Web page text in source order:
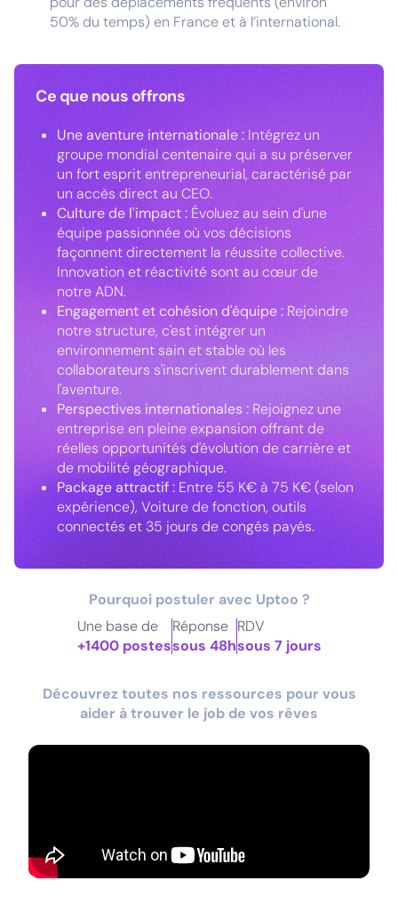
50% du temps) en France et à l’international.
Ce que nous offrons
Une aventure internationale : Intégrez un
groupe mondial centenaire qui a su préserver
un fort esprit entrepreneurial, caractérisé par
un accès direct au CEO.
Culture de l'impact : Évoluez au sein d'une
équipe passionnée où vos décisions
façonnent directement la réussite collective.
Innovation et réactivité sont au cœur de
notre ADN.
Engagement et cohésion d'équipe : Rejoindre
notre structure, c'est intégrer un
environnement sain et stable où les
collaborateurs s'inscrivent durablement dans
l'aventure.
Perspectives internationales : Rejoignez une
entreprise en pleine expansion offrant de
réelles opportunités d'évolution de carrière et
de mobilité géographique.
Package attractif : Entre 55 K€ à 75 K€ (selon
expérience), Voiture de fonction, outils
connectés et 35 jours de congés payés.
Pourquoi postuler avec Uptoo ?
Une base de
+1400 postes
Réponse
sous 48h
RDV
sous 7 jours
Découvrez toutes nos ressources pour vous
aider à trouver le job de vos rêves